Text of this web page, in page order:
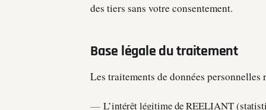
des tiers sans votre consentement.
Base légale du traitement
Les traitements de données
L’intérêt légitime de REELIANT